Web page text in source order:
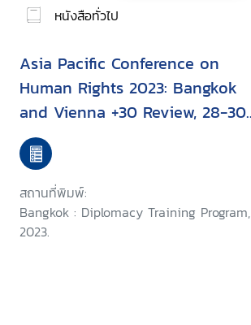
หนังสือทั่วไป
Asia Pacific Conference on
Human Rights 2023: Bangkok
and Vienna +30 Review, 28-30
June 2023 Bangkok, Thailand
สถานที่พิมพ์:
Bangkok : Diplomacy Training Program,
2023.